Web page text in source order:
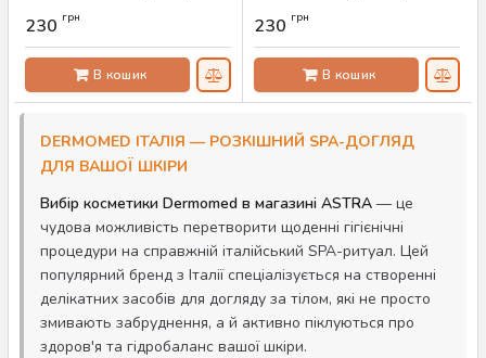
230 грн
В кошик
230 грн
В кошик
DERMOMED ІТАЛІЯ — РОЗКІШНИЙ SPA-ДОГЛЯД
ДЛЯ ВАШОЇ ШКІРИ
Вибір косметики Dermomed в магазині ASTRA — це
чудова можливість перетворити щоденні гігієнічні
процедури на справжній італійський SPA-ритуал. Цей
популярний бренд з Італії спеціалізується на створенні
делікатних засобів для догляду за тілом, які не просто
змивають забруднення, а й активно піклуються про
здоров'я та гідробаланс вашої шкіри.